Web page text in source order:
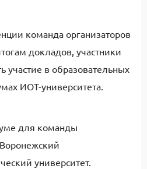
команда организаторов
докладов, участники
участие в образовательных
ИОТ-университета.
для команды
университет.